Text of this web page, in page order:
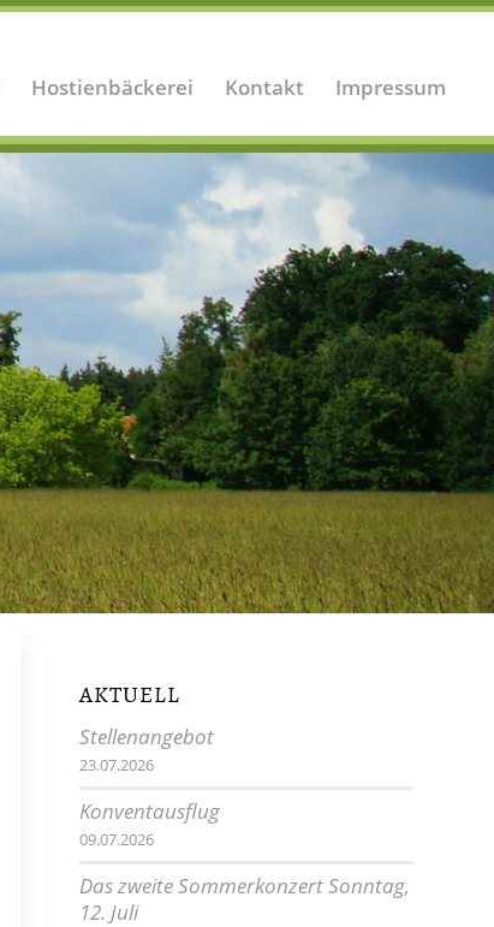
Hostienbäckerei Kontakt Impressum
AKTUELL
Stellenangebot
23.07.2026
Konventausflug
09.07.2026
Das zweite Sommerkonzert Sonntag,
12. Juli